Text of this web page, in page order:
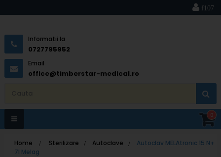
Informatii la
0727795952
Email
office@timberstar-medical.ro
navigation
0
Home > Sterilizare > Autoclave >
Autoclav MELAtronic 15 N+
7l Melag